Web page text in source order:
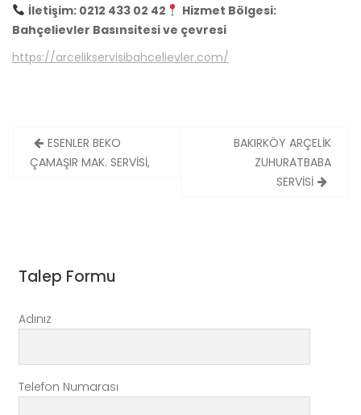
İletişim: 0212 433 02 42
Hizmet Bölgesi:
Bahçelievler Basınsitesi ve çevresi
https://arcelikservisibahcelievler.com/
Yazı
gezinmesi
ESENLER BEKO
ÇAMAŞIR MAK. SERVİSİ,
BAKIRKÖY ARÇELİK
ZUHURATBABA
SERVİSİ
Talep Formu
Adınız
Telefon Numarası